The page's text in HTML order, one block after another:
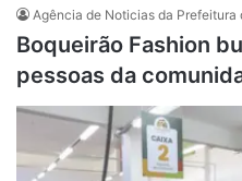
Agência de Noticias da Prefeitura
Boqueirão Fashion
pessoas da